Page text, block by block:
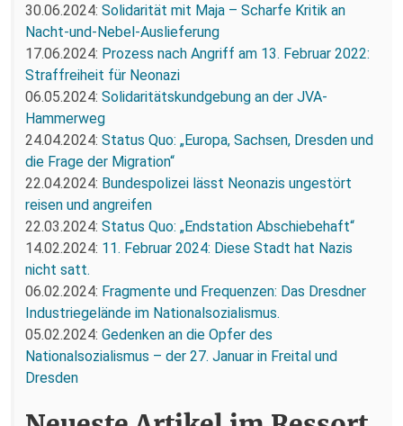
30.06.2024: Solidarität mit Maja – Scharfe Kritik an
Nacht-und-Nebel-Auslieferung
17.06.2024: Prozess nach Angriff am 13. Februar 2022:
Straffreiheit für Neonazi
06.05.2024: Solidaritätskundgebung an der JVA-
Hammerweg
24.04.2024: Status Quo: „Europa, Sachsen, Dresden und
die Frage der Migration“
22.04.2024: Bundespolizei lässt Neonazis ungestört
reisen und angreifen
22.03.2024: Status Quo: „Endstation Abschiebehaft“
14.02.2024: 11. Februar 2024: Diese Stadt hat Nazis
nicht satt.
06.02.2024: Fragmente und Frequenzen: Das Dresdner
Industriegelände im Nationalsozialismus.
05.02.2024: Gedenken an die Opfer des
Nationalsozialismus – der 27. Januar in Freital und
Dresden